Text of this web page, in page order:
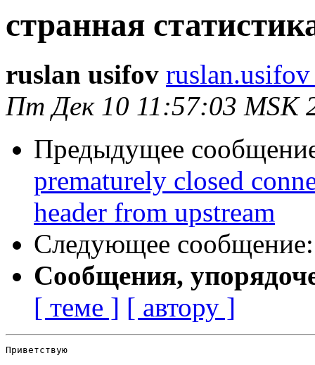
странная
ruslan usifov
Пт Дек 10 11:57:03 MSK
Предыдущее
prematurely closed
header from upstream
Следующее
Сообщения,
[ теме ] [ автору ]
Приветствую